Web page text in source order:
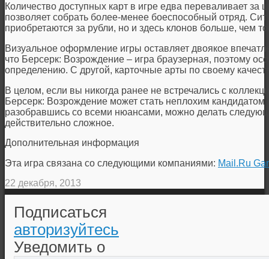
Количество доступных карт в игре едва переваливает за
позволяет собрать более-менее боеспособный отряд.
приобретаются за рубли, но и здесь клонов больше, чем
Визуальное оформление игры оставляет двоякое
что Берсерк: Возрождение – игра браузерная, поэтому
определению. С другой, карточные арты по своему
В целом, если вы никогда ранее не встречались с
Берсерк: Возрождение может стать неплохим
разобравшись со всеми нюансами, можно делать
действительно сложное.
Дополнительная информация
Эта игра связана со следующими компаниями: Mail.Ru
22 декабря, 2013
Подписаться
авторизуйтесь
Уведомить о